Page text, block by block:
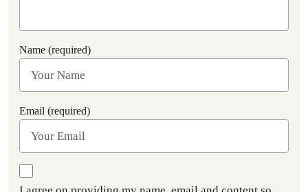
Name (required)
Email (required)